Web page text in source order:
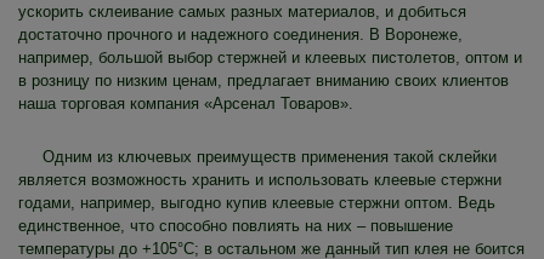
ускорить склеивание самых разных материалов, и добиться
достаточно прочного и надежного соединения. В Воронеже,
например, большой выбор стержней и клеевых пистолетов, оптом и
в розницу по низким ценам, предлагает вниманию своих клиентов
наша торговая компания «Арсенал Товаров».
Одним из ключевых преимуществ применения такой склейки
является возможность хранить и использовать клеевые стержни
годами, например, выгодно купив клеевые стержни оптом. Ведь
единственное, что способно повлиять на них – повышение
температуры до +105°C; в остальном же данный тип клея не боится